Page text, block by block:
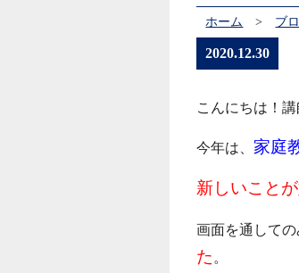
ホーム > ブ
2020.12.30
こんにちは！講
今年は、 家庭
新しいこと
画面を通して
た 。